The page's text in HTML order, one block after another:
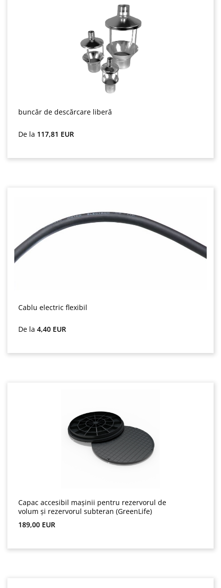
buncăr de descărcare liberă
Preț obișnuit:
De la 117,81 EUR
Cablu electric flexibil
Preț obișnuit:
De la 4,40 EUR
Capac accesibil mașinii pentru rezervorul de
volum și rezervorul subteran (GreenLife)
Preț obișnuit:
189,00 EUR